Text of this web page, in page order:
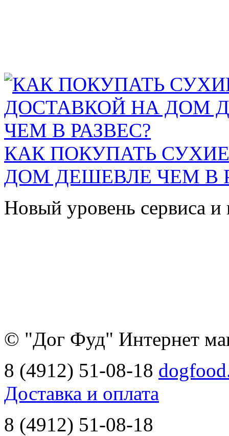
КАК ПОКУПАТЬ
ДОМ ДЕШЕВЛЕ ЧЕМ В
Новый уровень сервиса и
© "Дог Фуд" Интернет
8 (4912) 51-08-18
Доставка и оплата
8 (4912) 51-08-18